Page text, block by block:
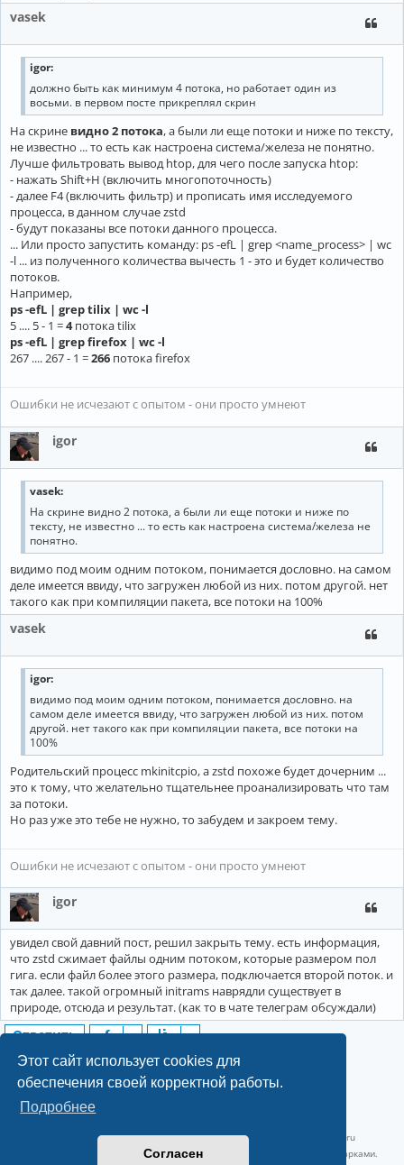
Этот сайт использует cookies для
обеспечения своей корректной работы.
Подробнее
Согласен
vasek
igor:
должно быть как минимум 4 потока, но работает один из
восьми. в первом посте прикреплял скрин
На скрине видно 2 потока, а были ли еще потоки и ниже по тексту,
не известно ... то есть как настроена система/железа не понятно.
Лучше фильтровать вывод htop, для чего после запуска htop:
- нажать Shift+H (включить многопоточность)
- далее F4 (включить фильтр) и прописать имя исследуемого
процесса, в данном случае zstd
- будут показаны все потоки данного процесса.
... Или просто запустить команду: ps -efL | grep <name_process> | wc
-l ... из полученного количества вычесть 1 - это и будет количество
потоков.
Например,
ps -efL | grep tilix | wc -l
5 .... 5 - 1 =4потока tilix
ps -efL | grep firefox | wc -l
267 .... 267 - 1 =266 потока firefox
Ошибки не исчезают с опытом - они просто умнеют
igor
vasek:
На скрине видно 2 потока, а были ли еще потоки и ниже по
тексту, не известно ... то есть как настроена система/железа не
понятно.
видимо под моим одним потоком, понимается дословно. на самом
деле имеется ввиду, что загружен любой из них. потом другой. нет
такого как при компиляции пакета, все потоки на 100%
vasek
igor:
видимо под моим одним потоком, понимается дословно. на
самом деле имеется ввиду, что загружен любой из них. потом
другой. нет такого как при компиляции пакета, все потоки на
100%
Родительский процесс mkinitcpio, а zstd похоже будет дочерним ...
это к тому, что желательно тщательнее проанализировать что там
за потоки.
Но раз уже это тебе не нужно, то забудем и закроем тему.
Ошибки не исчезают с опытом - они просто умнеют
igor
увидел свой давний пост, решил закрыть тему. есть информация,
что zstd сжимает файлы одним потоком, которые размером пол
гига. если файл более этого размера, подключается второй поток. и
так далее. такой огромный initrams наврядли существует в
природе, отсюда и результат. (как то в чате телеграм обсуждали)
Ответить
15 сообщений • Страница
Linux 6.18.40-1-lts x86_64 GNU/Linux 2026-07-26 08:48:12 |
vps reg.ru
Название и логотип Arch Linux ™ являются признанными торговыми марками.